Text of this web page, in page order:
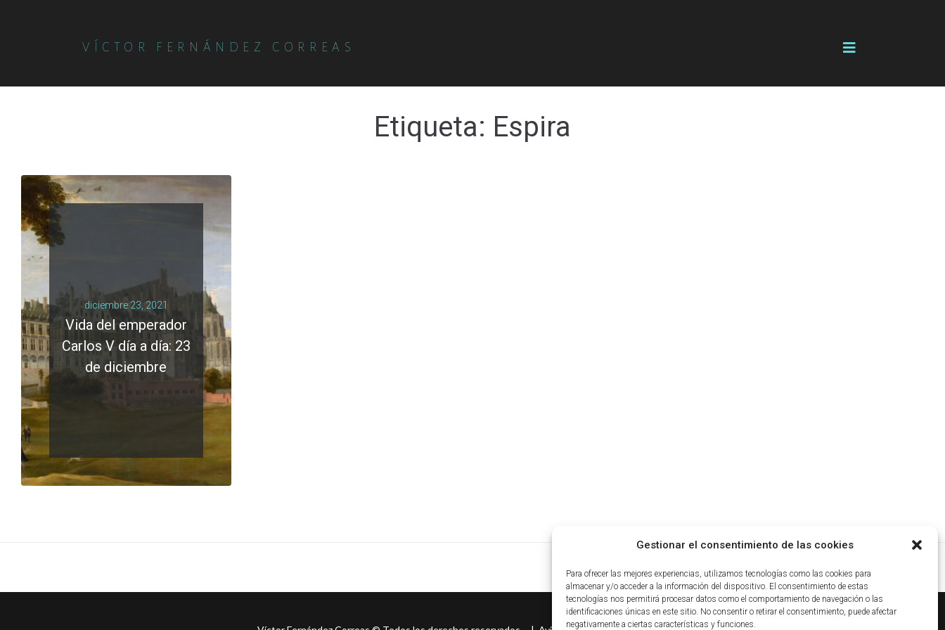
Gestionar el consentimiento de las cookies
Para ofrecer las mejores experiencias, utilizamos tecnologías como las cookies para
almacenar y/o acceder a la información del dispositivo. El consentimiento de estas
tecnologías nos permitirá procesar datos como el comportamiento de navegación o las
identificaciones únicas en este sitio. No consentir o retirar el consentimiento, puede afectar
negativamente a ciertas características y funciones.
VÍCTOR FERNÁNDEZ CORREAS
Etiqueta: Espira
diciembre 23, 2021
Vida del emperador
Carlos V día a día: 23
de diciembre
LEER MÁS